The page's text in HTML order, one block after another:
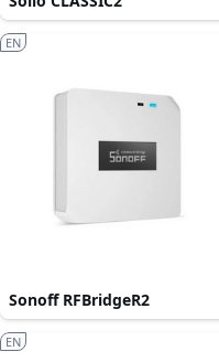
Sonoff RFBridgeR2
EN
EN